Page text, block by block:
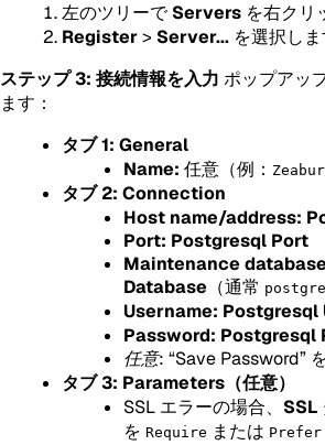
左のツリーでServers を右クリ
Register> Server... を選択しま
ステップ 3: 接続情報を入力 ポップアッ
ます：
タブ 1: General
Name: 任意（例：
タブ 2: Connection
Host name/address:
Port: Postgresql Port
Maintenance
Database （通常
Username: Postgresql
Password: Postgresql
任意: “Save Password”
タブ 3: Parameters（任意）
SSL エラーの場合、 SSL
を Require または Prefer